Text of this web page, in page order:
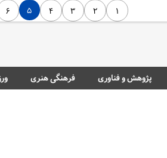
۱ ۲ ۳ ۴ ۵ ۶
پژوهش و فناوری فرهنگی هنری